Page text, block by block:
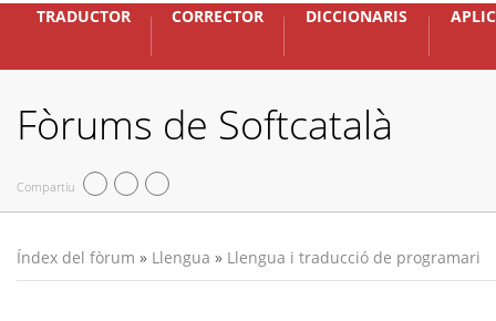
TRADUCTOR CORRECTOR DICCIONARIS
Fòrums de Softcatalà
Compartiu
Índex del fòrum » Llengua » Llengua i traducció de programari